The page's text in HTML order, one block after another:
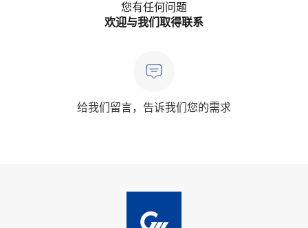
您有任何问题
欢迎与我们取得联系
给我们留言，告诉我们您的需求